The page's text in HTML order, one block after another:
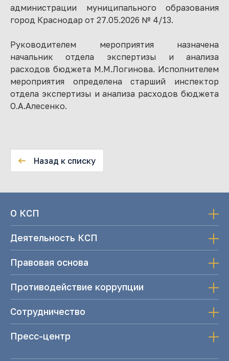
администрации муниципального образования
город Краснодар от 27.05.2026 № 4/13.
Руководителем мероприятия назначена
начальник отдела экспертизы и анализа
расходов бюджета М.М.Логинова. Исполнителем
мероприятия определена старший инспектор
отдела экспертизы и анализа расходов бюджета
О.А.Алесенко.
Назад к списку
О КСП
Деятельность КСП
Правовая основа
Противодействие коррупции
Сотрудничество
Пресс-центр